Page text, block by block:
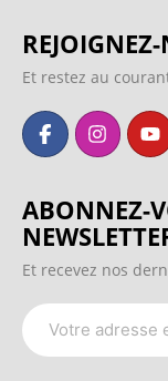
Et restez au
ABONNEZ-
Et recevez nos